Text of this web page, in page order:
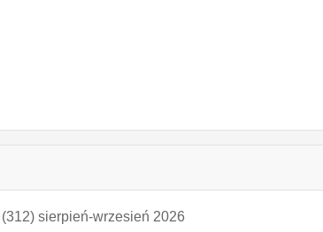
sierpień-wrzesień 2026